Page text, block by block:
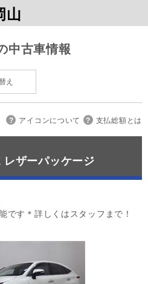
山
中古車情報
え
アイコンについて 支払総額とは
ザーパッケージ
す＊詳しくはスタッフまで！